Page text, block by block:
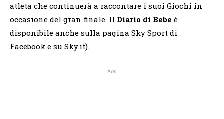
atleta che continuerà a raccontare i suoi Giochi in
occasione del gran finale. Il Diario di Bebe è
disponibile anche sulla pagina Sky Sport di
Facebook e su Sky.it).
Ads